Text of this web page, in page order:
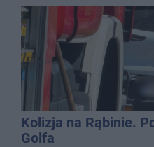
Kolizja na Rąbinie.
Golfa